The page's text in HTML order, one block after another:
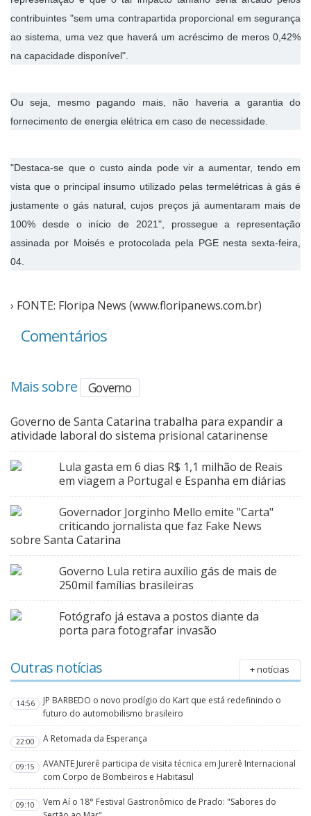
contribuintes "sem uma contrapartida proporcional em segurança
ao sistema, uma vez que haverá um acréscimo de meros 0,42%
na capacidade disponível".
Ou seja, mesmo pagando mais, não haveria a garantia do
fornecimento de energia elétrica em caso de necessidade.
"Destaca-se que o custo ainda pode vir a aumentar, tendo em
vista que o principal insumo utilizado pelas termelétricas à gás é
justamente o gás natural, cujos preços já aumentaram mais de
100% desde o início de 2021", prossegue a representação
assinada por Moisés e protocolada pela PGE nesta sexta-feira,
04.
› FONTE: Floripa News (www.floripanews.com.br)
Comentários
Mais sobre Governo
Governo de Santa Catarina trabalha para expandir a
atividade laboral do sistema prisional catarinense
Lula gasta em 6 dias R$ 1,1 milhão de Reais
em viagem a Portugal e Espanha em diárias
Governador Jorginho Mello emite "Carta"
criticando jornalista que faz Fake News
sobre Santa Catarina
Governo Lula retira auxílio gás de mais de
250mil famílias brasileiras
Fotógrafo já estava a postos diante da
porta para fotografar invasão
Outras notícias + notícias
14:56
JP BARBEDO o novo prodígio do Kart que está redefinindo o
futuro do automobilismo brasileiro
22:00 A Retomada da Esperança
09:15
AVANTE Jurerê participa de visita técnica em Jurerê Internacional
com Corpo de Bombeiros e Habitasul
09:10
Vem Aí o 18° Festival Gastronômico de Prado: "Sabores do